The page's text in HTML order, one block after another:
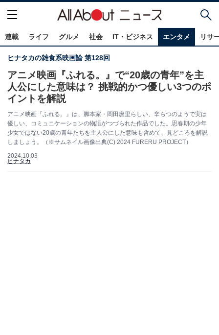
連載 ライフ グルメ 社会 IT・ビジネス エンタメ リサ
ヒナタカの雑食系映画論 第128回
アニメ映画『ふれる。』で“20歳の青年”を主
人公にした意味は？ 挑戦的かつ優しい3つのポ
イントを解説
アニメ映画『ふれる。』は、脚本家・岡田麿里らしい、辛らつのようで実は
優しい、コミュニケーションの物語がつづられた作品でした。思春期の少年
少女ではない20歳の青年たちを主人公にした意味も含めて、見どころを解説
しましょう。（※サムネイル画像出典(C) 2024 FURERU PROJECT）
2024.10.03
ヒナタカ